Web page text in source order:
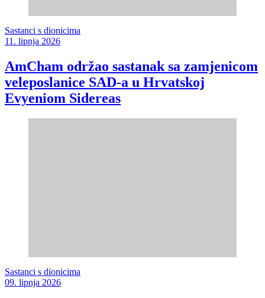
Sastanci s dionicima
11. lipnja 2026
AmCham održao sastanak sa zamjenicom
veleposlanice SAD-a u Hrvatskoj
Evyeniom Sidereas
Sastanci s dionicima
09. lipnja 2026